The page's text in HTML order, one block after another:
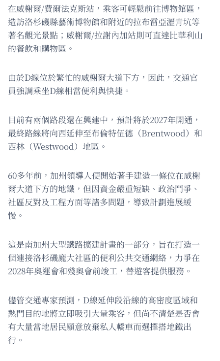
在威榭爾/費爾法克斯站，乘客可輕鬆前往博物館區，
造訪洛杉磯縣藝術博物館和附近的拉布雷亞瀝青坑等
著名觀光景點；威榭爾/拉謝內加站則可直達比華利山
的餐飲和購物區。
由於D線位於繁忙的威榭爾大道下方，因此，交通官
員強調乘坐D線相當便利與快捷。
目前有兩個路段還在興建中，預計將於2027年開通，
最終路線將向西延伸至布倫特伍德（Brentwood）和
西林（Westwood）地區。
60多年前，加州領導人便開始著手建造一條位在威榭
爾大道下方的地鐵，但因資金嚴重短缺、政治鬥爭、
社區反對及工程方面等諸多問題，導致計劃進展緩
慢。
這是南加州大型鐵路擴建計畫的一部分，旨在打造一
個連接洛杉磯龐大社區的便利公共交通網絡，力爭在
2028年奧運會和殘奧會前竣工，替遊客提供服務。
儘管交通專家預測，D線延伸段沿線的高密度區域和
熱門目的地將立即吸引大量乘客，但尚不清楚是否會
有大量當地居民願意放棄私人轎車而選擇搭地鐵出
行。